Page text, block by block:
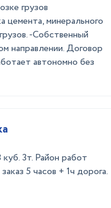
грузов
минерального
-Собственный
направлении. Договор
автономно без
3т. Район работ
5 часов + 1ч дорога.